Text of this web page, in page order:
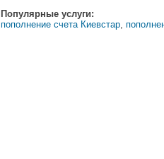
Популярные услуги:
пополнение счета Киевстар